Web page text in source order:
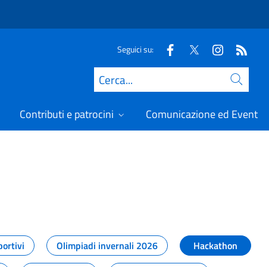
Seguici su:
Cerca
Contributi e patrocini Comunicazione ed Eventi
Olimpiadi invernali 2026
Hackathon